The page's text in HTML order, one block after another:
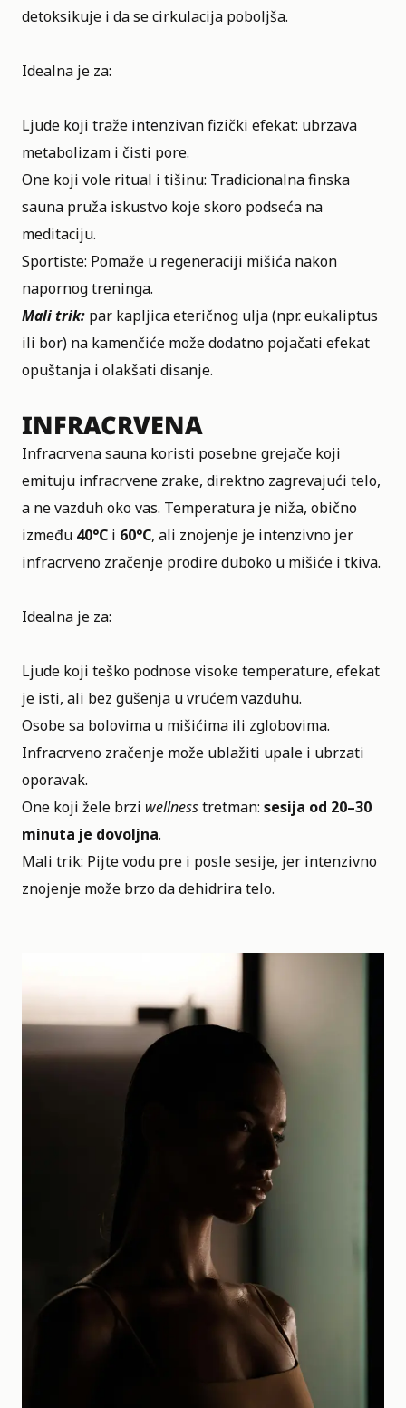
detoksikuje i da se cirkulacija poboljša.
Idealna je za:
Ljude koji traže intenzivan fizički efekat: ubrzava
metabolizam i čisti pore.
One koji vole ritual i tišinu: Tradicionalna finska
sauna pruža iskustvo koje skoro podseća na
meditaciju.
Sportiste: Pomaže u regeneraciji mišića nakon
napornog treninga.
Mali trik: par kapljica eteričnog ulja (npr. eukaliptus
ili bor) na kamenčiće može dodatno pojačati efekat
opuštanja i olakšati disanje.
INFRACRVENA
Infracrvena sauna koristi posebne grejače koji
emituju infracrvene zrake, direktno zagrevajući telo,
a ne vazduh oko vas. Temperatura je niža, obično
između 40°C i 60°C, ali znojenje je intenzivno jer
infracrveno zračenje prodire duboko u mišiće i tkiva.
Idealna je za:
Ljude koji teško podnose visoke temperature, efekat
je isti, ali bez gušenja u vrućem vazduhu.
Osobe sa bolovima u mišićima ili zglobovima.
Infracrveno zračenje može ublažiti upale i ubrzati
oporavak.
One koji žele brzi wellnesstretman: sesija od 20–30
minuta je dovoljna.
Mali trik: Pijte vodu pre i posle sesije, jer intenzivno
znojenje može brzo da dehidrira telo.